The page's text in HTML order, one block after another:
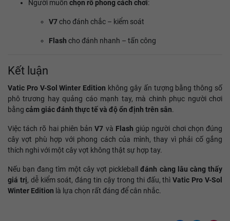
Người muốn chọn rõ phong cách chơi:
V7cho đánh chắc – kiểm soát
Flash cho đánh nhanh – tấn công
Kết luận
Vatic Pro V-Sol Winter Edition không gây ấn tượng bằng thông số
phô trương hay quảng cáo mạnh tay, mà chinh phục người chơi
bằng cảm giác đánh thực tế và độ ổn định trên sân.
Việc tách rõ hai phiên bảnV7 và Flash giúp người chơi chọn đúng
cây vợt phù hợp với phong cách của mình, thay vì phải cố gắng
thích nghi với một cây vợt không thật sự hợp tay.
Nếu bạn đang tìm một cây vợt pickleballđánh càng lâu càng thấy
giá trị, dễ kiểm soát, đáng tin cậy trong thi đấu, thìVatic Pro V-Sol
Winter Edition là lựa chọn rất đáng để cân nhắc.